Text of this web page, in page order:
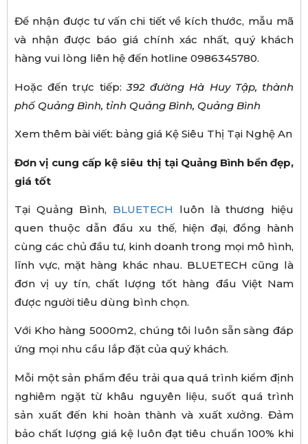
Để nhận được tư vấn chi tiết về kích thước, mẫu mã
và nhận được báo giá chính xác nhất, quý khách
hàng vui lòng liên hệ đến hotline 0986345780.
Hoặc đến trực tiếp:392đường Hà Huy Tập, thành
phố Quảng Bình, tỉnh Quảng Bình, Quảng Bình
Xem thêm bài viết: bảng giá Kệ Siêu Thị Tại Nghệ An
Đơn vị cung cấp kệ siêu thị tại Quảng Bình bền đẹp,
giá tốt
Tại Quảng Bình, BLUETECH luôn là thương hiệu
quen thuộc dẫn đầu xu thế, hiện đại, đồng hành
cùng các chủ đầu tư, kinh doanh trong mọi mô hình,
lĩnh vực, mặt hàng khác nhau. BLUETECH cũng là
đơn vị uy tín, chất lượng tốt hàng đầu Việt Nam
được người tiêu dùng bình chọn.
Với Kho hàng 5000m2, chúng tôi luôn sẵn sàng đáp
ứng mọi nhu cầu lắp đặt của quý khách.
Mỗi một sản phẩm đều trải qua quá trình kiểm định
nghiêm ngặt từ khâu nguyên liệu, suốt quá trình
sản xuất đến khi hoàn thành và xuất xưởng. Đảm
bảo chất lượng giá kệ luôn đạt tiêu chuẩn 100% khi